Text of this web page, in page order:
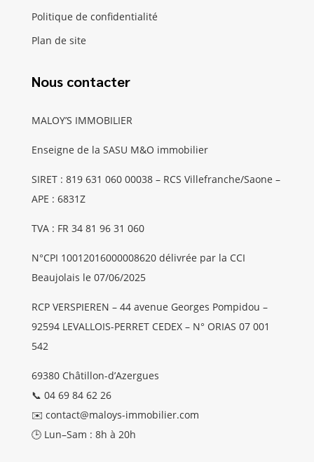
Politique de confidentialité
Plan de site
Nous contacter
MALOY’S IMMOBILIER
Enseigne de la SASU M&O immobilier
SIRET : 819 631 060 00038 – RCS Villefranche/Saone –
APE : 6831Z
TVA : FR 34 81 96 31 060
N°CPI 10012016000008620 délivrée par la CCI
Beaujolais le 07/06/2025
RCP VERSPIEREN – 44 avenue Georges Pompidou –
92594 LEVALLOIS-PERRET CEDEX – N° ORIAS 07 001
542
69380 Châtillon-d’Azergues
📞 04 69 84 62 26
✉️ contact@maloys-immobilier.com
🕒 Lun–Sam : 8h à 20h